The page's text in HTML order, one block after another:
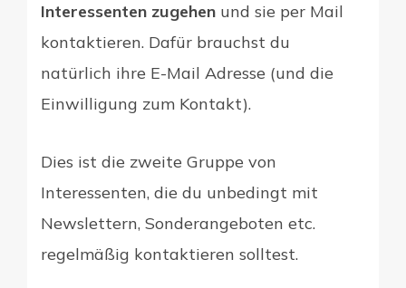
Interessenten zugehen und sie per Mail
kontaktieren. Dafür brauchst du
natürlich ihre E-Mail Adresse (und die
Einwilligung zum Kontakt).
Dies ist die zweite Gruppe von
Interessenten, die du unbedingt mit
Newslettern, Sonderangeboten etc.
regelmäßig kontaktieren solltest.